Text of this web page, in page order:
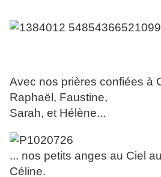
Avec nos prières confiées à
Raphaël, Faustine,
Sarah, et Hélène...
... nos petits anges au Ciel
Céline.